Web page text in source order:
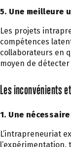
5. Une meilleure
Les projets
compétences
collaborateurs en
moyen de
Les inconvénients
1. Une
L’intrapreneuriat
l’expérimentation,